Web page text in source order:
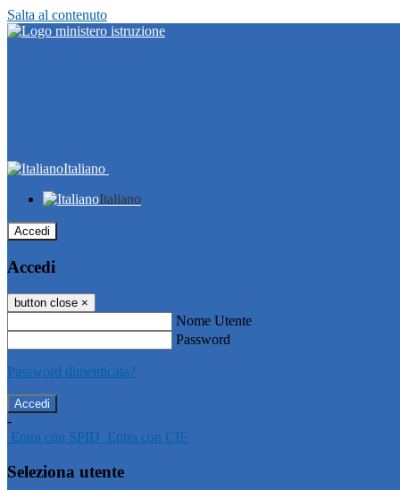
Salta al contenuto
Italiano
Italiano
Accedi
Accedi
button close ×
Nome Utente
Password
Password dimenticata?
-
Entra con SPID Entra con CIE
Seleziona utente